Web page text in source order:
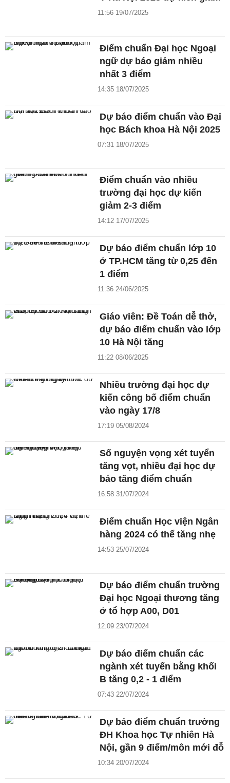
11:56 19/07/2025
Điểm chuẩn Đại học Ngoại
ngữ dự báo giảm nhiều
nhất 3 điểm
14:35 18/07/2025
Dự báo điểm chuẩn vào Đại
học Bách khoa Hà Nội 2025
07:31 18/07/2025
Điểm chuẩn vào nhiều
trường đại học dự kiến
giảm 2-3 điểm
14:12 17/07/2025
Dự báo điểm chuẩn lớp 10
ở TP.HCM tăng từ 0,25 đến
1 điểm
11:36 24/06/2025
Giáo viên: Đề Toán dễ thở,
dự báo điểm chuẩn vào lớp
10 Hà Nội tăng
11:22 08/06/2025
Nhiều trường đại học dự
kiến công bố điểm chuẩn
vào ngày 17/8
17:19 05/08/2024
Số nguyện vọng xét tuyển
tăng vọt, nhiều đại học dự
báo tăng điểm chuẩn
16:58 31/07/2024
Điểm chuẩn Học viện Ngân
hàng 2024 có thể tăng nhẹ
14:53 25/07/2024
Dự báo điểm chuẩn trường
Đại học Ngoại thương tăng
ở tổ hợp A00, D01
12:09 23/07/2024
Dự báo điểm chuẩn các
ngành xét tuyển bằng khối
B tăng 0,2 - 1 điểm
07:43 22/07/2024
Dự báo điểm chuẩn trường
ĐH Khoa học Tự nhiên Hà
Nội, gần 9 điểm/môn mới đỗ
10:34 20/07/2024